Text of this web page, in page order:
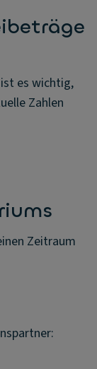
es wichtig,
Zahlen
Zeitraum